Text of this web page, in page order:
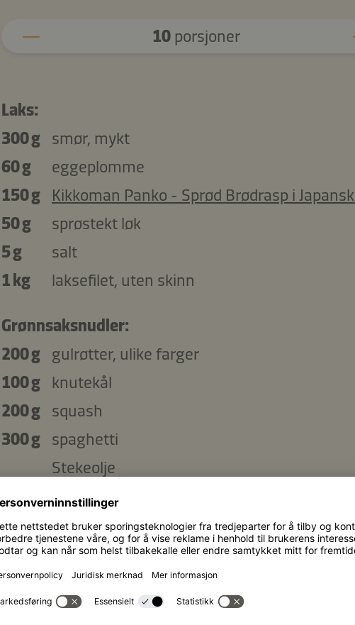
10porsjoner
Laks:
300 g smør, mykt
60 g
eggeplomme
150 g
Kikkoman Panko - Sprød Brødrasp i
50 g
sprøstekt løk
5 g
salt
1 kg
laksefilet, uten skinn
Grønnsaksnudler:
200 g gulrøtter, ulike farger
100 g
knutekål
200 g squash
300 g spaghetti
Stekeolje
Saus:
2 dl
grønnsakskraft
2 dl
Kikkoman en Blanding av Soyasaus, eddik
Sitronaromaer
10 g
maisstivelse